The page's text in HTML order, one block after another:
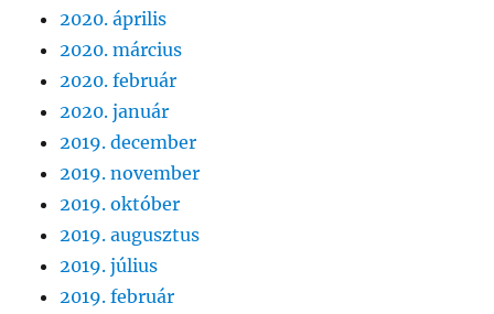
2020. április
2020. március
2020. február
2020. január
2019. december
2019. november
2019. október
2019. augusztus
2019. július
2019. február